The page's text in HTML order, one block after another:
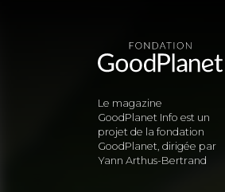
Le magazine
GoodPlanet Info est un
projet de la fondation
GoodPlanet, dirigée par
Yann Arthus-Bertrand